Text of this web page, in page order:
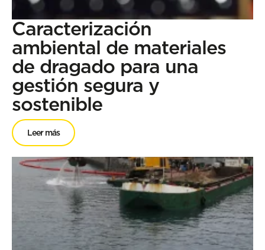
Caracterización
ambiental de materiales
de dragado para una
gestión segura y
sostenible
Leer más